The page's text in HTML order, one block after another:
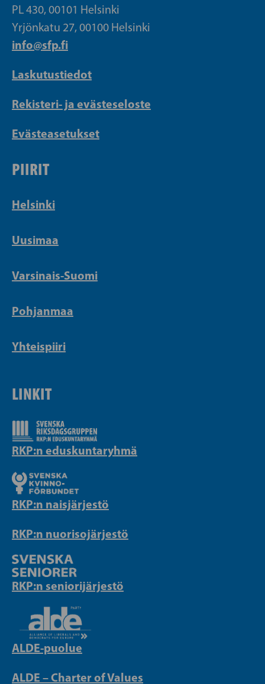
PL 430, 00101 Helsinki
Yrjönkatu 27, 00100 Helsinki
info@sfp.fi
Laskutustiedot
Rekisteri- ja evästeseloste
Evästeasetukset
PIIRIT
Helsinki
Uusimaa
Varsinais-Suomi
Pohjanmaa
Yhteispiiri
LINKIT
RKP:n eduskuntaryhmä
RKP:n naisjärjestö
RKP:n nuorisojärjestö
RKP:n seniorijärjestö
ALDE-puolue
ALDE – Charter of Values